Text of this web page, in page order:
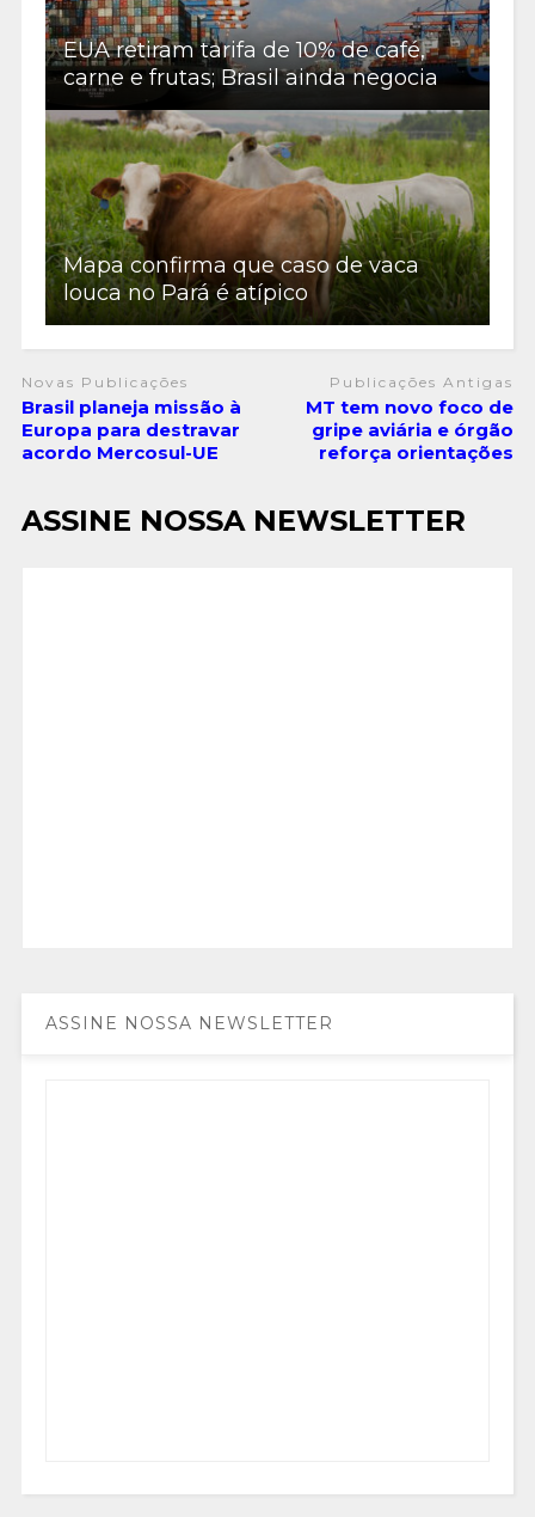
EUA retiram tarifa de 10% de café,
carne e frutas; Brasil ainda negocia
Mapa confirma que caso de vaca
louca no Pará é atípico
Novas Publicações
Brasil planeja missão à
Europa para destravar
acordo Mercosul-UE
Publicações Antigas
MT tem novo foco de
gripe aviária e órgão
reforça orientações
ASSINE NOSSA NEWSLETTER
ASSINE NOSSA NEWSLETTER